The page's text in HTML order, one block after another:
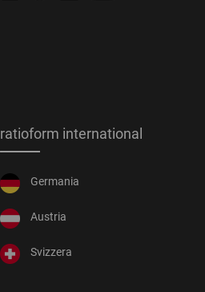
ratioform international
Germania
Austria
Svizzera